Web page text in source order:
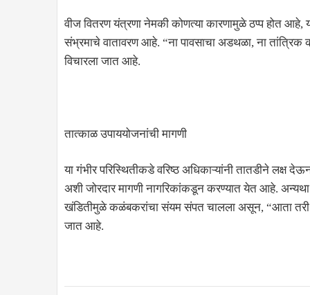
वीज वितरण यंत्रणा नेमकी कोणत्या कारणामुळे ठप्प होत आहे,
संभ्रमाचे वातावरण आहे. “ना पावसाचा अडथळा, ना
विचारला जात आहे.
तात्काळ उपाययोजनांची मागणी
या गंभीर परिस्थितीकडे वरिष्ठ अधिकाऱ्यांनी तातडीने लक्ष
अशी जोरदार मागणी नागरिकांकडून करण्यात येत आहे. अन्यथा
खंडितीमुळे कळंबकरांचा संयम संपत चालला असून, “आता तरी
जात आहे.